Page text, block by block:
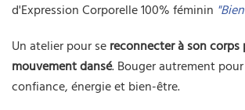
d'Expression Corporelle 100% féminin
Un atelier pour se reconnecter à son corps
mouvement dansé. Bouger autrement
confiance, énergie et bien-être.